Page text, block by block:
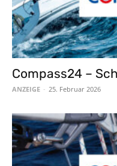
Compass24 –
ANZEIGE - 25. Februar 2026